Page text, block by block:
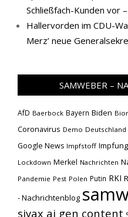
Schließfach-Kunden vor
Hallervorden im CDU-
Merz’ neue
SAMWEBER –
AfD Baerbock Bayern Biden
Coronavirus Demo Deutschland
Google News Impfstoff Impfung
Lockdown Merkel Nachrichten
Pandemie Pest Polen Putin RKI
- Nachrichtenblog
siyax ai gen content